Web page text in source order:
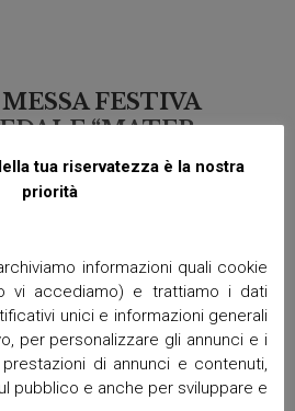
FESTIVA
“MATER
tua riservatezza è la nostra
priorità
informazioni quali cookie
vi accediamo) e trattiamo i dati
unici e informazioni generali
per personalizzare gli annunci e i
di annunci e contenuti,
pubblico e anche per sviluppare e